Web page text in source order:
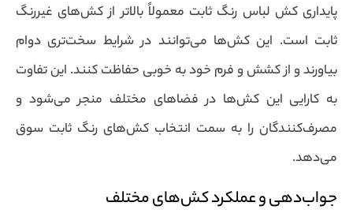
پایداری کش لباس رنگ ثابت معمولاً بالاتر از کش‌های غیررنگ
ثابت است. این کش‌ها می‌توانند در شرایط سخت‌تری دوام
بیاورند و از کشش و فرم خود به خوبی حفاظت کنند. این تفاوت
به کارایی این کش‌ها در فضاهای مختلف منجر می‌شود و
مصرف‌کنندگان را به سمت انتخاب کش‌های رنگ ثابت سوق
می‌دهد.
جواب‌دهی و عملکرد کش‌های مختلف